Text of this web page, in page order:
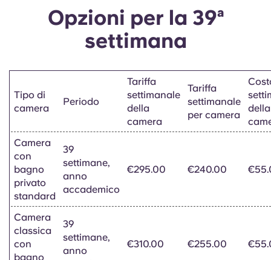
Deutsch
Italian
French
Portuguese
Opzioni per la 39ª
settimana
Tipo di
camera
Periodo
Tariffa
settimanale
della
camera
Tariffa
settimanale
per camera
della
Camera
con
bagno
privato
standard
39
settimane,
anno
accademico
€295.00 €240.00
Camera
classica
con
bagno
39
settimane,
anno
€310.00 €255.00